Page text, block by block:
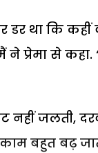
था कि
प्रेमा से
नहीं जलती,
बहुत बढ़